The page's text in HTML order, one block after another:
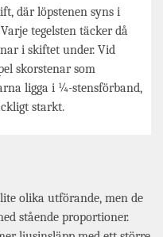
där löpstenen syns i
tegelsten täcker då
i skiftet under. Vid
skorstenar som
ligga i ¼-stensförband,
starkt.
olika utförande, men de
stående proportioner.